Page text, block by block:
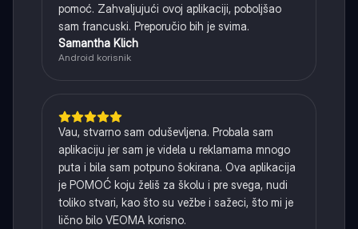
pomoć. Zahvaljujući ovoj aplikaciji, poboljšao
sam francuski. Preporučio bih je svima.
Samantha Klich
Android korisnik
Vau, stvarno sam oduševljena. Probala sam
aplikaciju jer sam je videla u reklamama mnogo
puta i bila sam potpuno šokirana. Ova aplikacija
je POMOĆ koju želiš za školu i pre svega, nudi
toliko stvari, kao što su vežbe i sažeci, što mi je
lično bilo VEOMA korisno.